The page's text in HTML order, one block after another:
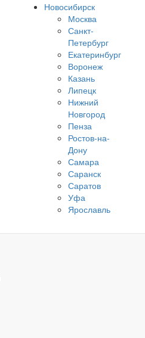
Новосибирск
Москва
Санкт-
Петербург
Екатеринбург
Воронеж
Казань
Липецк
Нижний
Новгород
Пенза
Ростов-на-
Дону
Самара
Саранск
Саратов
Уфа
Ярославль